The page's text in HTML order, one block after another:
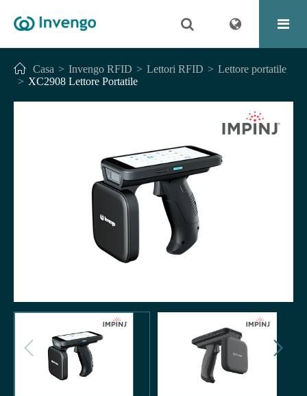
Casa Invengo RFID Lettori RFID
Lettore portatile
XC2908 Lettore Portatile
 